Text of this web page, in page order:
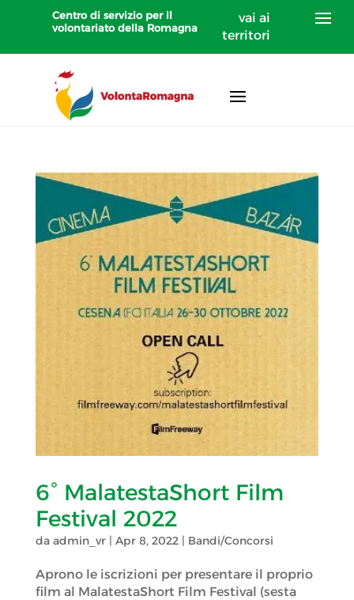
Centro di servizio per il
volontariato della Romagna
vai ai
territori
6° MalatestaShort Film
Festival 2022
da admin_vr| Apr 8, 2022| Bandi/Concorsi
Aprono le iscrizioni per presentare il proprio
film al MalatestaShort Film Festival (sesta